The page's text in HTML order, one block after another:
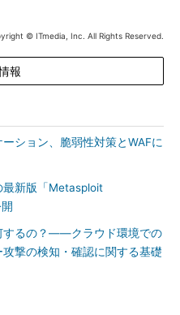
© ITmedia, Inc. All Rights Reserved.
報
ション、脆弱性対策とWAFに
最新版「Metasploit
するの？――クラウド環境での
撃の検知・確認に関する基礎